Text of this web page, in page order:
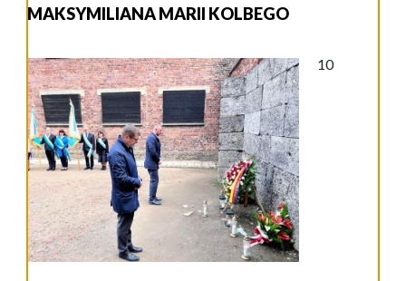
MAKSYMILIANA MARII KOLBEGO
10